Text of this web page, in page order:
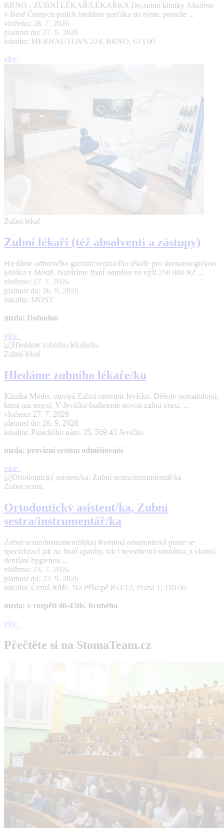
BRNO - ZUBNÍ LÉKAŘ/LÉKAŘKA Do zubní kliniky Altadent
v Brně Černých polích hledáme parťáka do týmu, protože ...
vloženo: 28. 7. 2026
platnost do: 27. 9. 2026
lokalita: MERHAUTOVA 224, BRNO, 613 00
více
Zubní lékař
Zubní lékaři (též absolventi a zástupy)
Hledáme odborného garanta/vedoucího lékaře pro stomatologickou
kliniku v Mostě. Nabízíme fixní odměnu ve výši 250 000 Kč ...
vloženo: 27. 7. 2026
platnost do: 26. 9. 2026
lokalita: MOST
mzda: Dohodou
více
Zubní lékař
Hledáme zubního lékaře/ku
Klinika Modec otevírá Zubní centrum Jevíčko. Dělejte stomatologii,
která má smysl. V Jevíčku budujeme novou zubní praxi, ...
vloženo: 27. 7. 2026
platnost do: 26. 9. 2026
lokalita: Palackého nám. 35, 569 43 Jevíčko
mzda: provizní systém odměňování
více
Zubní sestra
Ortodontický asistent/ka, Zubní
sestra/instrumentář/ka
Zubní sestra/instrumentář(ka) Rodinná ortodontická praxe se
specializací jak na fixní aparáty, tak i neviditelná rovnátka, s vlastní
dentální hygienou ...
vloženo: 23. 7. 2026
platnost do: 22. 9. 2026
lokalita: Černá Růže, Na Příkopě 853/12, Praha 1, 110 00
mzda: v rozpětí 40-45tis. hrubého
více
Přečtěte si na StomaTeam.cz